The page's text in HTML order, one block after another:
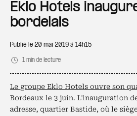
Eklo Hotels
bordelais
Publié le 20 mai 2019 à 14h15
1 min de lecture
Le groupe Eklo Hotels ouvre son
Bordeaux le 3 juin. L'inauguration
adresse, quartier Bastide, où le